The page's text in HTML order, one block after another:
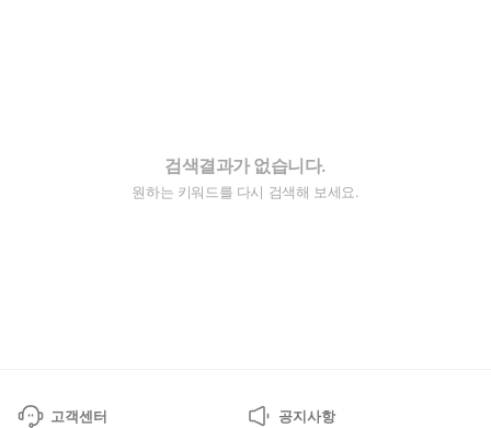
검색결과가 없습니다.
원하는 키워드를 다시 검색해 보세요.
고객센터 공지사항